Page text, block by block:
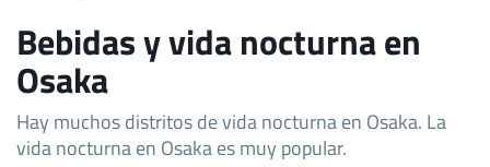
Bebidas y vida nocturna en
Osaka
Hay muchos distritos de vida nocturna en Osaka. La
vida nocturna en Osaka es muy popular.